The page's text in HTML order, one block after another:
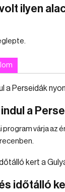
ilyen
a
program várja az
időtálló